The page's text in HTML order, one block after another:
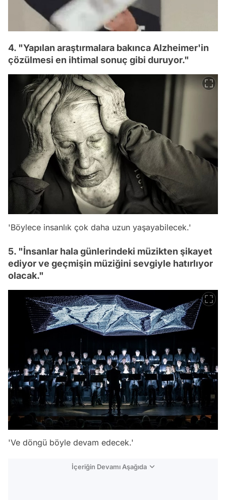
4. "Yapılan araştırmalara bakınca Alzheimer'in
çözülmesi en ihtimal sonuç gibi duruyor."
'Böylece insanlık çok daha uzun yaşayabilecek.'
5. "İnsanlar hala günlerindeki müzikten şikayet
ediyor ve geçmişin müziğini sevgiyle hatırlıyor
olacak."
'Ve döngü böyle devam edecek.'
İçeriğin Devamı Aşağıda